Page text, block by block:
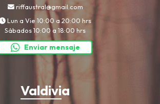
riffaustral@gmail.com
Lun a Vie 10:00 a 20:00 hrs
Sábados 10:00 a 18:00 hrs
Enviar mensaje
Valdivia